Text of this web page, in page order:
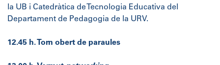
la UB i Catedràtica de Tecnologia Educativa del
Departament de Pedagogia de la URV.
12.45 h. Torn obert de paraules